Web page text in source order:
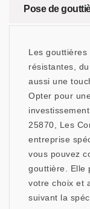
Pose de
Les gouttières
résistantes,
aussi une
Opter pour
25870, Les
entreprise
vous pouvez
gouttière. Elle
votre choix et
suivant la